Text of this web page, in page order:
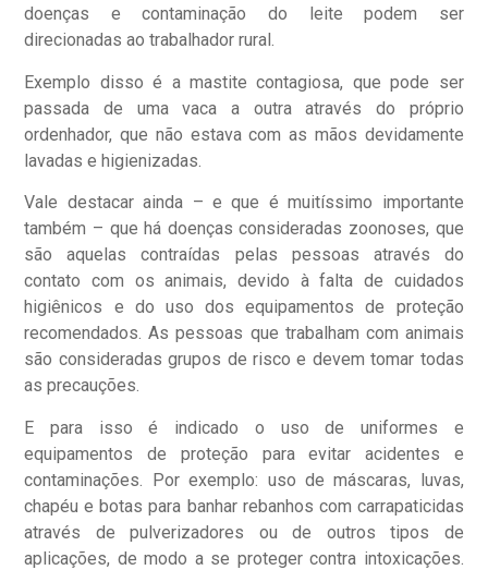
doenças e contaminação do leite podem ser
direcionadas ao trabalhador rural.
Exemplo disso é a mastite contagiosa, que pode ser
passada de uma vaca a outra através do próprio
ordenhador, que não estava com as mãos devidamente
lavadas e higienizadas.
Vale destacar ainda – e que é muitíssimo importante
também – que há doenças consideradas zoonoses, que
são aquelas contraídas pelas pessoas através do
contato com os animais, devido à falta de cuidados
higiênicos e do uso dos equipamentos de proteção
recomendados. As pessoas que trabalham com animais
são consideradas grupos de risco e devem tomar todas
as precauções.
E para isso é indicado o uso de uniformes e
equipamentos de proteção para evitar acidentes e
contaminações. Por exemplo: uso de máscaras, luvas,
chapéu e botas para banhar rebanhos com carrapaticidas
através de pulverizadores ou de outros tipos de
aplicações, de modo a se proteger contra intoxicações.